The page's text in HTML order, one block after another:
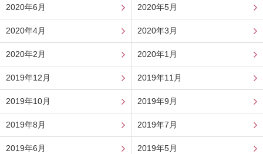
2020年6月 2020年5月
2020年4月 2020年3月
2020年2月 2020年1月
2019年12月 2019年11月
2019年10月 2019年9月
2019年8月 2019年7月
2019年6月 2019年5月